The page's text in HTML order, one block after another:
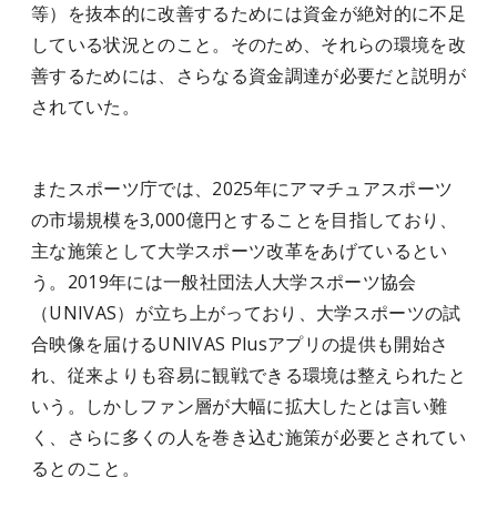
等）を抜本的に改善するためには資金が絶対的に不足
している状況とのこと。そのため、それらの環境を改
善するためには、さらなる資金調達が必要だと説明が
されていた。
またスポーツ庁では、2025年にアマチュアスポーツ
の市場規模を3,000億円とすることを目指しており、
主な施策として大学スポーツ改革をあげているとい
う。2019年には一般社団法人大学スポーツ協会
（UNIVAS）が立ち上がっており、大学スポーツの試
合映像を届けるUNIVAS Plusアプリの提供も開始さ
れ、従来よりも容易に観戦できる環境は整えられたと
いう。しかしファン層が大幅に拡大したとは言い難
く、さらに多くの人を巻き込む施策が必要とされてい
るとのこと。